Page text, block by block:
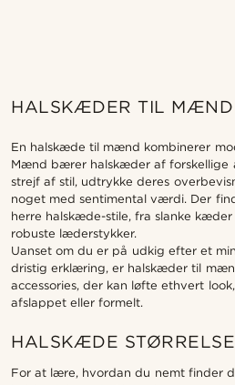
HALSKÆDER TIL MÆND
En halskæde til mænd kombinerer
Mænd bærer halskæder af forskellige
strejf af stil, udtrykke deres
noget med sentimental værdi. Der
herre halskæde-stile, fra slanke
robuste læderstykker.
Uanset om du er på udkig efter et
dristig erklæring, er halskæder til
accessories, der kan løfte ethvert
afslappet eller formelt.
HALSKÆDE
For at lære, hvordan du nemt finder